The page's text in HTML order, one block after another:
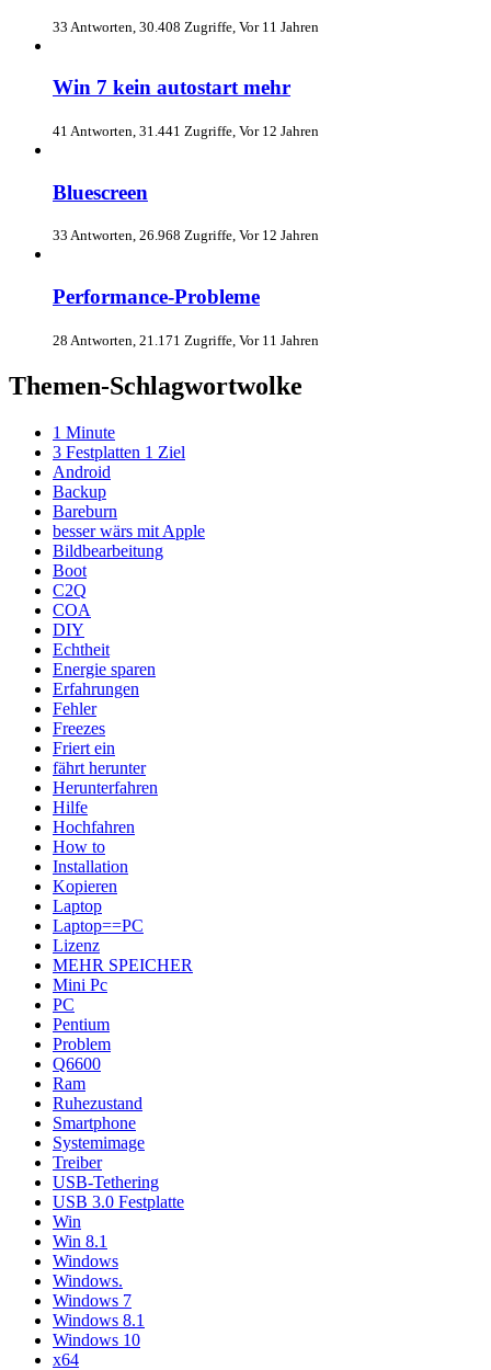
33 Antworten, 30.408 Zugriffe, Vor 11 Jahren
Win 7 kein autostart mehr
41 Antworten, 31.441 Zugriffe, Vor 12 Jahren
Bluescreen
33 Antworten, 26.968 Zugriffe, Vor 12 Jahren
Performance-Probleme
28 Antworten, 21.171 Zugriffe, Vor 11 Jahren
Themen-Schlagwortwolke
1 Minute
3 Festplatten 1 Ziel
Android
Backup
Bareburn
besser wärs mit Apple
Bildbearbeitung
Boot
C2Q
COA
DIY
Echtheit
Energie sparen
Erfahrungen
Fehler
Freezes
Friert ein
fährt herunter
Herunterfahren
Hilfe
Hochfahren
How to
Installation
Kopieren
Laptop
Laptop==PC
Lizenz
MEHR SPEICHER
Mini Pc
PC
Pentium
Problem
Q6600
Ram
Ruhezustand
Smartphone
Systemimage
Treiber
USB-Tethering
USB 3.0 Festplatte
Win
Win 8.1
Windows
Windows.
Windows 7
Windows 8.1
Windows 10
x64